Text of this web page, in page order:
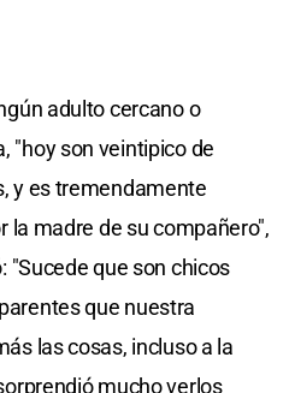
adulto cercano o
"hoy son veintipico de
y es tremendamente
la madre de su compañero",
"Sucede que son chicos
que nuestra
las cosas, incluso a la
mucho verlos